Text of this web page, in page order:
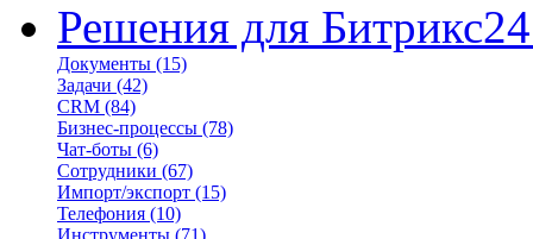
Решения для Битрикс24
Документы (15)
Задачи (42)
CRM (84)
Бизнес-процессы (78)
Чат-боты (6)
Сотрудники (67)
Импорт/экспорт (15)
Телефония (10)
Инструменты (71)